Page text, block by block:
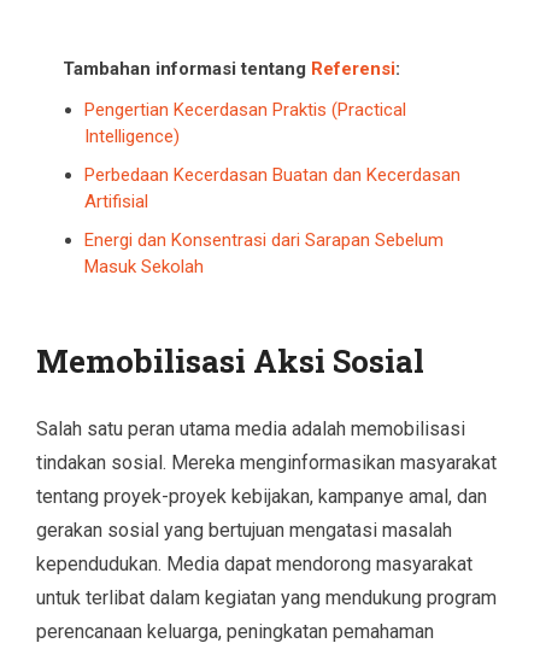
Tambahan informasi tentang Referensi:
Pengertian Kecerdasan Praktis (Practical
Intelligence)
Perbedaan Kecerdasan Buatan dan Kecerdasan
Artifisial
Energi dan Konsentrasi dari Sarapan Sebelum
Masuk Sekolah
Memobilisasi Aksi Sosial
Salah satu peran utama media adalah memobilisasi
tindakan sosial. Mereka menginformasikan masyarakat
tentang proyek-proyek kebijakan, kampanye amal, dan
gerakan sosial yang bertujuan mengatasi masalah
kependudukan. Media dapat mendorong masyarakat
untuk terlibat dalam kegiatan yang mendukung program
perencanaan keluarga, peningkatan pemahaman